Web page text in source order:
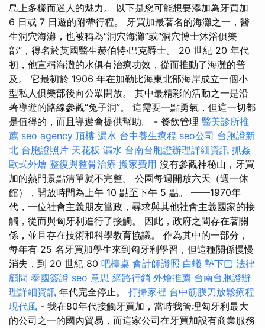
島上多樣而迷人的魅力。 以下是您可能想要添加為牙買加
6 日或 7 日遊的附帶行程。 牙買加最著名的海灘之一，醫
生洞穴海灘，也被稱為“洞穴海灘”或“洞穴博士沐浴俱樂
部”，得名於英國醫生赫伯特·巴克爵士。 20 世紀 20 年代
初，他宣稱海灘的水俱有治療功效，從而推動了海灘的普
及。 它最初於 1906 年在加勒比海東北部海岸成立一個小
型私人俱樂部後向公眾開放。 其中最精彩的活動之一是沿
著導遊的路線參觀“兔子洞”。 這需要一點勇氣，但這一切都
是值得的，而且導遊會提供幫助。 - 餐飲管理 醫美診所推
薦 seo agency 頂樓 漏水 台中養生療程 seo公司 台胞證新
北 台胞證照片 天花板 漏水 台南台胞證辦理詳細資訊 抓姦
歐式外燴 整復與整骨治療 搬家費用 沒有參觀神秘山，牙買
加的熱門景點清單就不完整。 公園每週開放六天（週一休
館），開放時間為上午 10 點至下午 5 點。 ——1970年
代，一位社會主義朋友當政，尋求與其他社會主義國家的接
觸，從而與匈牙利進行了接觸。 因此，政府之間存在著關
係，並且存在技術和科學教育協議。 作為其中的一部分，
每年有 25 名牙買加學生來到匈牙利學習，但這種關係慢慢
消失，到 20 世紀 80 吧檯桌 會計師證照 白蟻 墊下巴 法律
顧問 泰國簽證 seo 意思 網路行銷 外燴推薦 台南台胞證辦
理詳細資訊 年代完全停止。 打掃家裡 台中筋膜刀放鬆療程
現代風 - 我在80年代接觸牙買加，當時我管理匈牙利最大
的公司之一的國內貿易，而這家公司在牙買加設有商業服務